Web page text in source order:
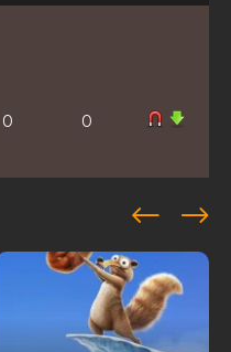
0 0